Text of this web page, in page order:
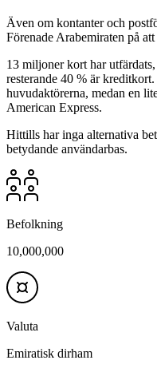
Även om kontanter och
Förenade Arabemiraten på
13 miljoner kort har
resterande 40 % är
huvudaktörerna, medan en
American Express.
Hittills har inga alternativa
betydande användarbas.
Befolkning
10,000,000
Valuta
Emiratisk dirham